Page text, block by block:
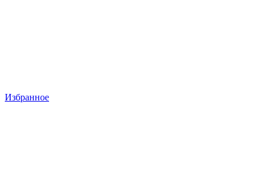
Избранное